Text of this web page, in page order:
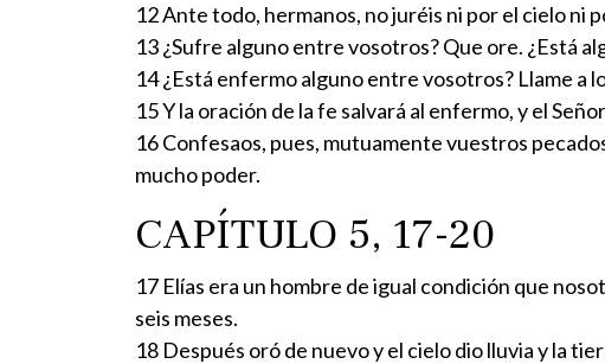
12 Ante todo, hermanos, no juréis ni por el cielo ni
13 ¿Sufre alguno entre vosotros? Que ore. ¿Está
14 ¿Está enfermo alguno entre vosotros? Llame a
15 Y la oración de la fe salvará al enfermo, y el
16 Confesaos, pues, mutuamente vuestros
mucho poder.
CAPÍTULO 5, 17-20
17 Elías era un hombre de igual condición que
seis meses.
18 Después oró de nuevo y el cielo dio lluvia y la